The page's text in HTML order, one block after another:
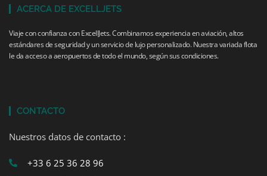
ACERCA DE EXCELLJETS
Viaje con confianza con ExcellJets. Combinamos experiencia en aviación, altos
estándares de seguridad y un servicio de lujo personalizado. Nuestra variada flota
le da acceso a aeropuertos de todo el mundo, según sus condiciones.
CONTACTO
Nuestros datos de contacto :
+33 6 25 36 28 96